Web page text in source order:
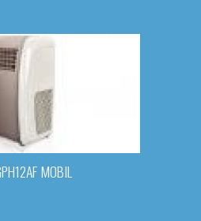
MOBIL